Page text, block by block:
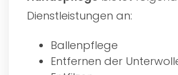
Dienstleistungen an:
Ballenpflege
Entfernen der